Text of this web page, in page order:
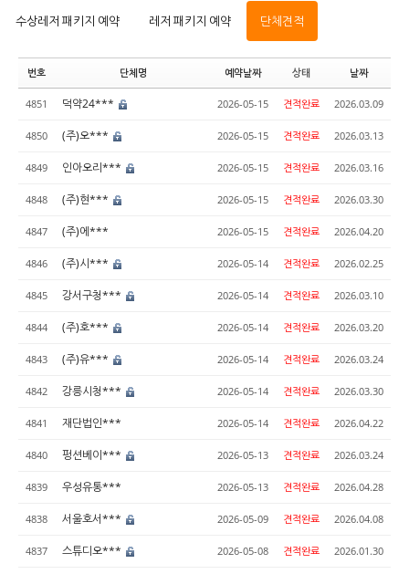
수상레저 패키지 예약 레저 패키지 예약 단체견적
번호 단체명 예약날짜 상태 날짜
4851 덕약24*** 2026-05-15 견적완료 2026.03.09
4850 (주)오*** 2026-05-15 견적완료 2026.03.13
4849 인아오리*** 2026-05-15 견적완료 2026.03.16
4848 (주)현*** 2026-05-15 견적완료 2026.03.30
4847 (주)에*** 2026-05-15 견적완료 2026.04.20
4846 (주)시*** 2026-05-14 견적완료 2026.02.25
4845 강서구청*** 2026-05-14 견적완료 2026.03.10
4844 (주)호*** 2026-05-14 견적완료 2026.03.20
4843 (주)유*** 2026-05-14 견적완료 2026.03.24
4842 강릉시청*** 2026-05-14 견적완료 2026.03.30
4841 재단법인*** 2026-05-14 견적완료 2026.04.22
4840 펑션베이*** 2026-05-13 견적완료 2026.03.24
4839 우성유통*** 2026-05-13 견적완료 2026.04.28
4838 서울호서*** 2026-05-09 견적완료 2026.04.08
4837 스튜디오*** 2026-05-08 견적완료 2026.01.30